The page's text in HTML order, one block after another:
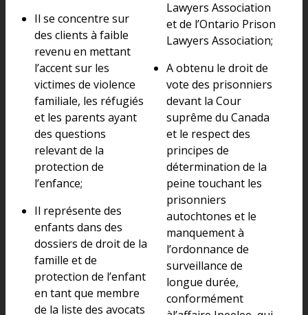
Il se concentre sur
des clients à faible
revenu en mettant
l’accent sur les
victimes de violence
familiale, les réfugiés
et les parents ayant
des questions
relevant de la
protection de
l’enfance;
Il représente des
enfants dans des
dossiers de droit de la
famille et de
protection de l’enfant
en tant que membre
de la liste des avocats
Lawyers Association
et de l’Ontario Prison
Lawyers Association;
A obtenu le droit de
vote des prisonniers
devant la Cour
suprême du Canada
et le respect des
principes de
détermination de la
peine touchant les
prisonniers
autochtones et le
manquement à
l’ordonnance de
surveillance de
longue durée,
conformément